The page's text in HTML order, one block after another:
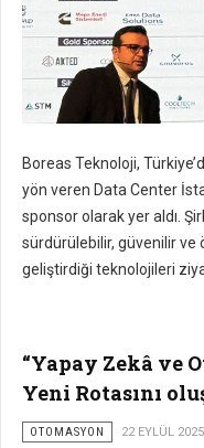
Boreas Teknoloji,
yön veren Data Center
sponsor olarak yer aldı.
sürdürülebilir, güvenilir ve
geliştirdiği teknolojileri
“Yapay Zekâ ve
Yeni Rotasını
OTOMASYON 22 EYLÜL 2025